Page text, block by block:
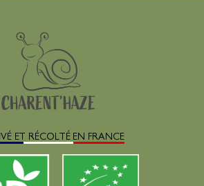
ET RÉCOLTÉ EN FRANCE